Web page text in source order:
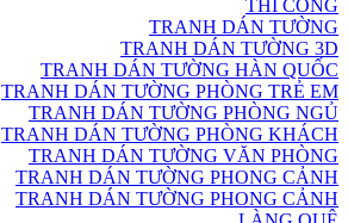
THI CÔNG
TRANH DÁN TƯỜNG
TRANH DÁN TƯỜNG 3D
TRANH DÁN TƯỜNG HÀN QUỐC
TRANH DÁN TƯỜNG PHÒNG TRẺ EM
TRANH DÁN TƯỜNG PHÒNG NGỦ
TRANH DÁN TƯỜNG PHÒNG KHÁCH
TRANH DÁN TƯỜNG VĂN PHÒNG
TRANH DÁN TƯỜNG PHONG CẢNH
TRANH DÁN TƯỜNG PHONG CẢNH